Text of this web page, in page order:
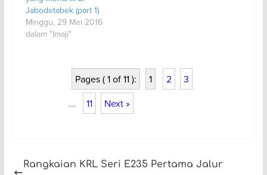
Jabodetabek (part 1)
Minggu, 29 Mei 2016
dalam "Imaji"
Pages ( 1 of 11 ): 1 2
3
...
11 Next »
Rangkaian KRL Seri E235 Pertama Jalur